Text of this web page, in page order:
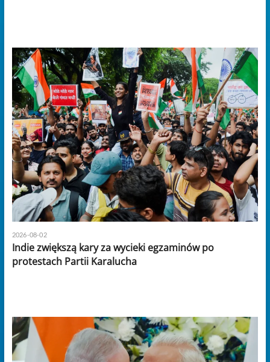
2026-08-02
Indie zwiększą kary za wycieki egzaminów po
protestach Partii Karalucha